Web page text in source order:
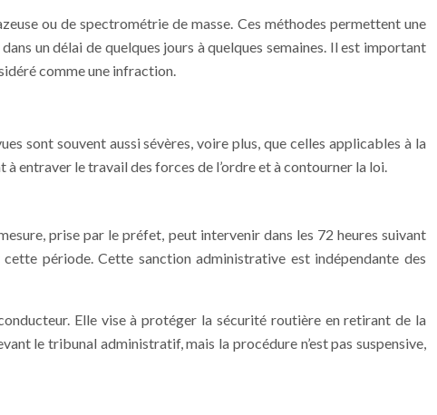
ou de spectrométrie de masse. Ces méthodes permettent une
un délai de quelques jours à quelques semaines. Il est important
comme une infraction.
sont souvent aussi sévères, voire plus, que celles applicables à la
entraver le travail des forces de l’ordre et à contourner la loi.
prise par le préfet, peut intervenir dans les 72 heures suivant
période. Cette sanction administrative est indépendante des
Elle vise à protéger la sécurité routière en retirant de la
le tribunal administratif, mais la procédure n’est pas suspensive,